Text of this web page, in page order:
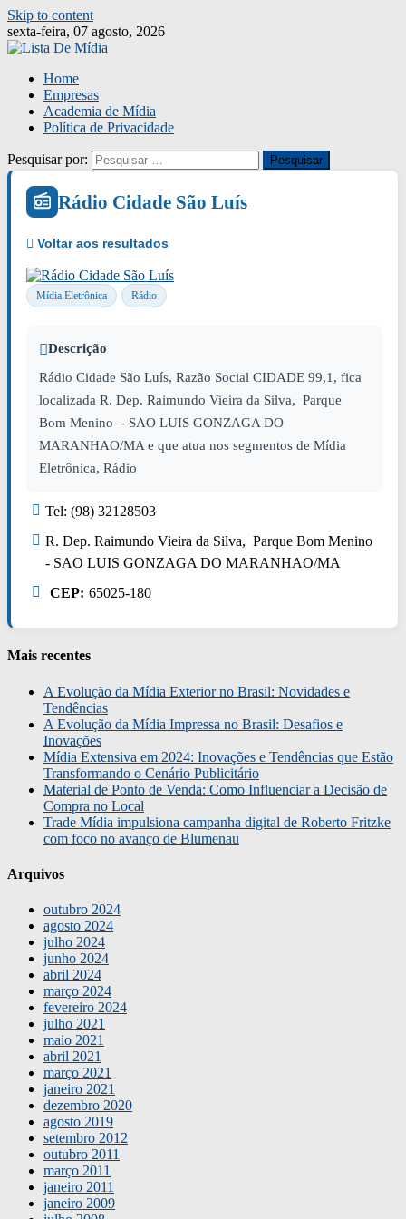
Skip to content
sexta-feira, 07 agosto, 2026
Home
Empresas
Academia de Mídia
Política de Privacidade
Pesquisar por:
Rádio Cidade São Luís
Mídia Eletrônica Rádio
Descrição
Rádio Cidade São Luís, Razão Social CIDADE 99,1, fica
localizada R. Dep. Raimundo Vieira da Silva, Parque
Bom Menino - SAO LUIS GONZAGA DO
MARANHAO/MA e que atua nos segmentos de Mídia
Eletrônica, Rádio
Tel: (98) 32128503
R. Dep. Raimundo Vieira da Silva, Parque Bom Menino
- SAO LUIS GONZAGA DO MARANHAO/MA
CEP: 65025-180
Mais recentes
A Evolução da Mídia Exterior no Brasil: Novidades e
Tendências
A Evolução da Mídia Impressa no Brasil: Desafios e
Inovações
Mídia Extensiva em 2024: Inovações e Tendências que Estão
Transformando o Cenário Publicitário
Material de Ponto de Venda: Como Influenciar a Decisão de
Compra no Local
Trade Mídia impulsiona campanha digital de Roberto Fritzke
com foco no avanço de Blumenau
Arquivos
outubro 2024
agosto 2024
julho 2024
junho 2024
abril 2024
março 2024
fevereiro 2024
julho 2021
maio 2021
abril 2021
março 2021
janeiro 2021
dezembro 2020
agosto 2019
setembro 2012
outubro 2011
março 2011
janeiro 2011
janeiro 2009